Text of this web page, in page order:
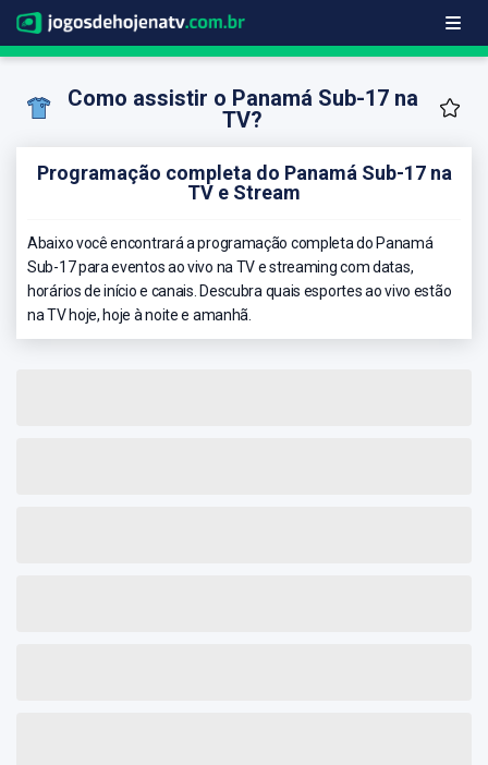
Como assistir o Panamá Sub-17 na
TV?
Programação completa do Panamá Sub-17 na
TV e Stream
Abaixo você encontrará a programação completa do Panamá
Sub-17 para eventos ao vivo na TV e streaming com datas,
horários de início e canais. Descubra quais esportes ao vivo estão
na TV hoje, hoje à noite e amanhã.